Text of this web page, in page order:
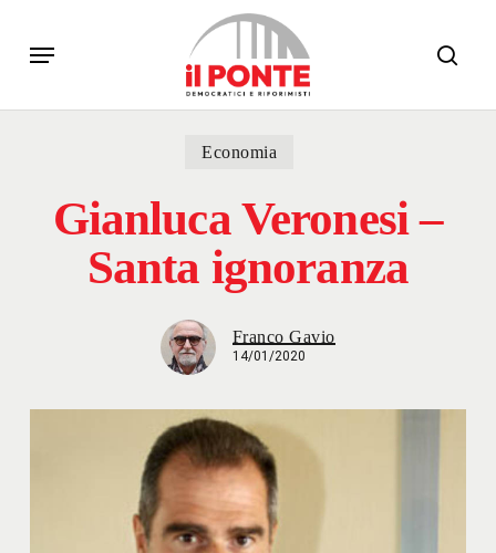
main
Menu
Economia
Gianluca Veronesi –
Santa ignoranza
Franco Gavio
14/01/2020